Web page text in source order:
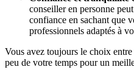
conseiller en personne
confiance en sachant que
professionnels adaptés à
Vous avez toujours le choix
peu de votre temps pour un